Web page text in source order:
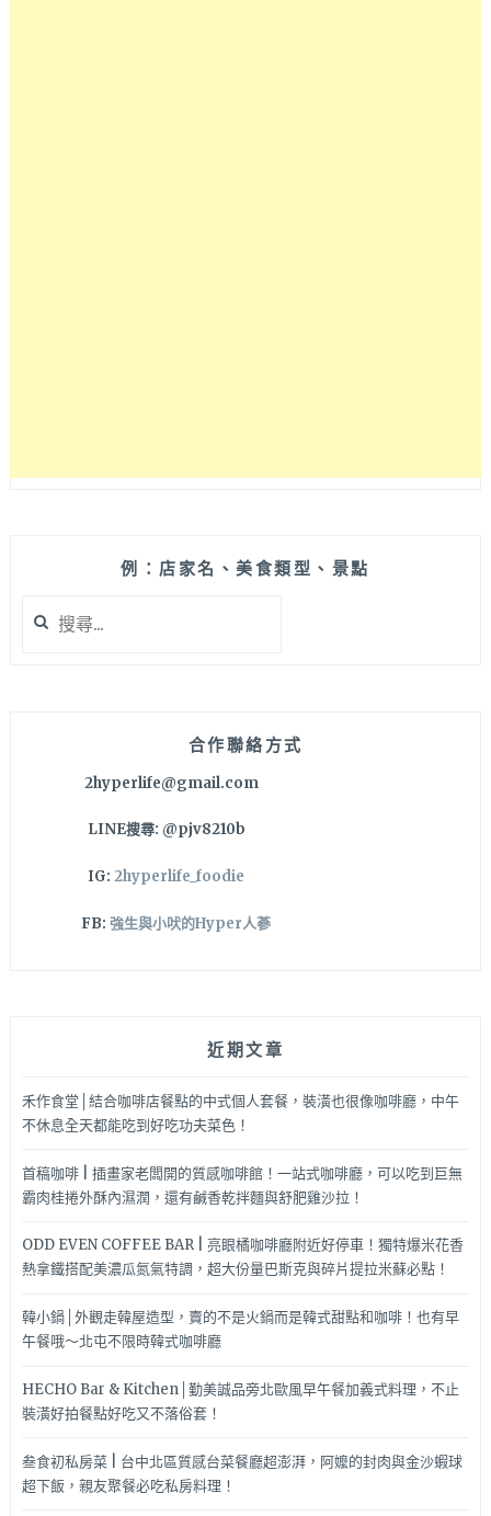
例：店家名、美食類型、景點
尋
合作聯絡方式
2hyperlife@gmail.com
LINE搜尋: @pjv8210b
IG: 2hyperlife_foodie
FB: 強生與小吠的Hyper人蔘
近期文章
禾作食堂│結合咖啡店餐點的中式個人套餐，裝潢也很像咖啡廳，中午
不休息全天都能吃到好吃功夫菜色！
首稿咖啡 | 插畫家老闆開的質感咖啡館！一站式咖啡廳，可以吃到巨無
霸肉桂捲外酥內濕潤，還有鹹香乾拌麵與舒肥雞沙拉！
ODD EVEN COFFEE BAR | 亮眼橘咖啡廳附近好停車！獨特爆米花香
熱拿鐵搭配美濃瓜氮氣特調，超大份量巴斯克與碎片提拉米蘇必點！
韓小鍋│外觀走韓屋造型，賣的不是火鍋而是韓式甜點和咖啡！也有早
午餐哦～北屯不限時韓式咖啡廳
HECHO Bar & Kitchen│勤美誠品旁北歐風早午餐加義式料理，不止
裝潢好拍餐點好吃又不落俗套！
叁食初私房菜 | 台中北區質感台菜餐廳超澎湃，阿嬤的封肉與金沙蝦球
超下飯，親友聚餐必吃私房料理！